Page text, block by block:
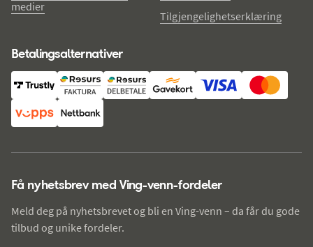
medier
Tilgjengelighetserklæring
Betalingsalternativer
Få nyhetsbrev med Ving-venn-fordeler
Meld deg på nyhetsbrevet og bli en Ving-venn – da får du gode
tilbud og unike fordeler.